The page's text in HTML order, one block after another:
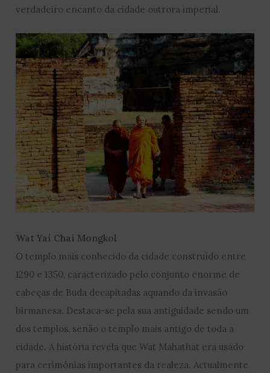
verdadeiro encanto da cidade outrora imperial.
Wat Yai Chai Mongkol
O templo mais conhecido da cidade construído entre
1290 e 1350, caracterizado pelo conjunto enorme de
cabeças de Buda decapitadas aquando da invasão
birmanesa. Destaca-se pela sua antiguidade sendo um
dos templos, senão o templo mais antigo de toda a
cidade. A história revela que Wat Mahathat era usado
para cerimónias importantes da realeza. Actualmente